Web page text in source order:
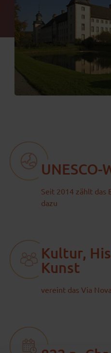
Seit 2014 zählt das
dazu
Kultur,
Kunst
vereint das Via